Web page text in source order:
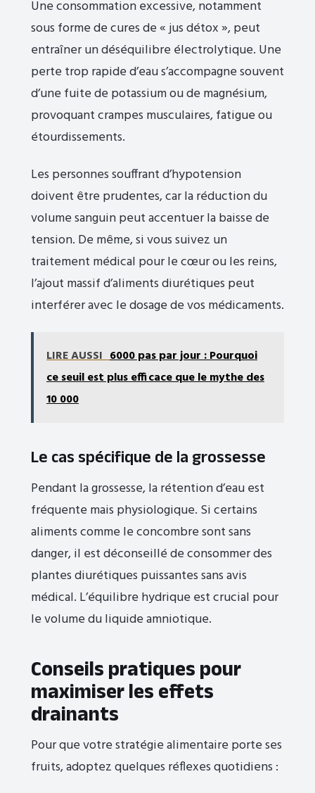
Une consommation excessive, notamment
sous forme de cures de « jus détox », peut
entraîner un déséquilibre électrolytique. Une
perte trop rapide d’eau s’accompagne souvent
d’une fuite de potassium ou de magnésium,
provoquant crampes musculaires, fatigue ou
étourdissements.
Les personnes souffrant d’hypotension
doivent être prudentes, car la réduction du
volume sanguin peut accentuer la baisse de
tension. De même, si vous suivez un
traitement médical pour le cœur ou les reins,
l’ajout massif d’aliments diurétiques peut
interférer avec le dosage de vos médicaments.
LIRE AUSSI 6000 pas par jour : Pourquoi
ce seuil est plus efficace que le mythe des
10 000
Le cas spécifique de la grossesse
Pendant la grossesse, la rétention d’eau est
fréquente mais physiologique. Si certains
aliments comme le concombre sont sans
danger, il est déconseillé de consommer des
plantes diurétiques puissantes sans avis
médical. L’équilibre hydrique est crucial pour
le volume du liquide amniotique.
Conseils pratiques pour
maximiser les effets
drainants
Pour que votre stratégie alimentaire porte ses
fruits, adoptez quelques réflexes quotidiens :